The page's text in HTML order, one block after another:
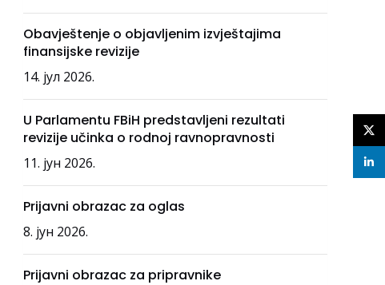
Obavještenje o objavljenim izvještajima
finansijske revizije
14. јул 2026.
U Parlamentu FBiH predstavljeni rezultati
revizije učinka o rodnoj ravnopravnosti
11. јун 2026.
Prijavni obrazac za oglas
8. јун 2026.
Prijavni obrazac za pripravnike